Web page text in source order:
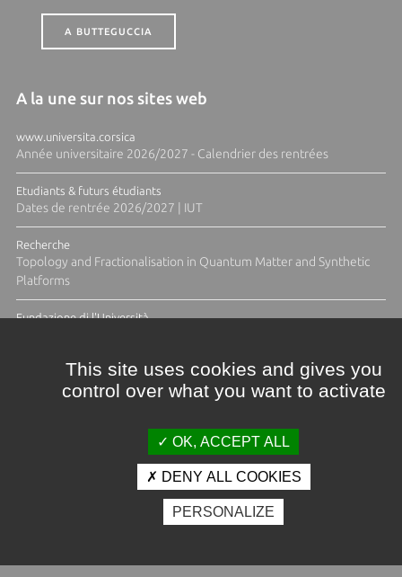
A BUTTEGUCCIA
A la une sur nos sites web
www.universita.corsica
Année universitaire 2026/2027 - Calendrier des rentrées
Etudiants & futurs étudiants
Dates de rentrée 2026/2027 | IUT
Recherche
Topology and Fractionalisation in Quantum Matter and Synthetic
Platforms
Fundazione di l'Università
Crédits et mentions légales
Espace presse
Photothèque
This site uses cookies and gives you
control over what you want to activate
OK, ACCEPT ALL
DENY ALL COOKIES
PERSONALIZE